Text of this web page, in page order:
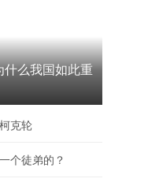
友遗孀帮扶反遭拖欠，刘
怒追多年欠款！
么我国如此重
克轮
个徒弟的？